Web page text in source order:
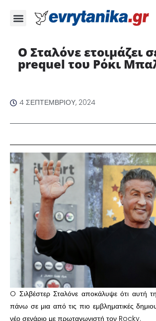
Ο Σταλόνε ετοιμάζει
prequel του Ρόκι
4 ΣΕΠΤΕΜΒΡΊΟΥ, 2024
O Σιλβέστερ Σταλόνε αποκάλυψε ότι αυτή
πάνω σε μια από τις πιο εμβληματικές
νέο σενάριο με πρωταγωνιστή τον Rocky.